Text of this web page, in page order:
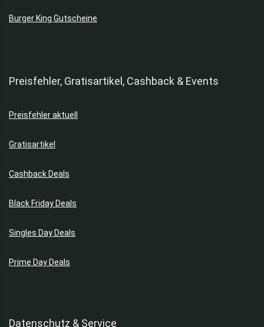
Home & Living
Kaffeemaschinen
Kinderschuhe
Klimageräte & Ventilatoren
Kondome
Kräuter & Gewürze
Küchenhelfer
Küchenmesser
Burger King Gutscheine
Preisfehler, Gratisartikel, Cashback & Events
Preisfehler aktuell
Gratisartikel
Cashback Deals
Black Friday Deals
Singles Day Deals
Prime Day Deals
Datenschutz & Service